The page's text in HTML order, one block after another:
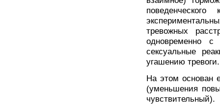
поведенческого
тревожных
одновременно с
сексуальные
угашению тревоги.
На этом основан
(уменьшения
чувствительный).